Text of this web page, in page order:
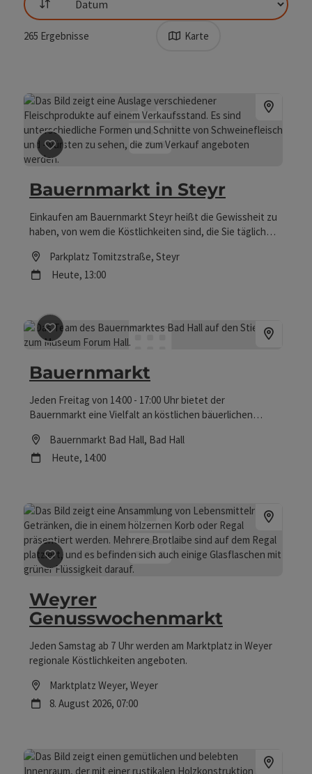
Sortierung
265 Ergebnisse Karte
Beitrag merken: Bauernmarkt in Steyr
Bauernmarkt in Steyr
Einkaufen am Bauernmarkt Steyr heißt die Gewissheit zu
haben, von wem die Köstlichkeiten sind, die Sie täglich
gustieren, verkosten und ohne Unsicherheit und
Zwischenhändler einkaufen. Am Bauernmarkt Steyr
garantieren regelmäßig durchgeführte Kontrollen. Die
Produktvielfalt reicht von Fleisch- und Wurstwaren,
Milchprodukten, Fruchtsäften, Most, Wein, Edelbränden
bis hin zu leckeren Köstlichkeiten wie frischen
Mehlspeisen uvm. Informationen
Location
Parkplatz Tomitzstraße, Steyr
Nächster Termin
Heute, 13:00
Beitrag merken: Bauernmarkt
Bauernmarkt
Jeden Freitag von 14:00 - 17:00 Uhr bietet der
Bauernmarkt eine Vielfalt an köstlichen bäuerlichen
| Informationen: Bauernmarkt Bad Hall M: +43 676 7897925
Location
Bauernmarkt Bad Hall, Bad Hall
Nächster Termin
Heute, 14:00
Beitrag merken: Weyrer Genusswochenmarkt
Weyrer
Genusswochenmarkt
Jeden Samstag ab 7 Uhr werden am Marktplatz in Weyer
regionale Köstlichkeiten angeboten.
Location
Marktplatz Weyer, Weyer
Nächster Termin
8. August 2026, 07:00